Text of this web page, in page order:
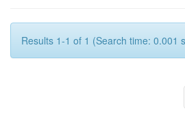
Results 1-1 of 1 (Search time: 0.001